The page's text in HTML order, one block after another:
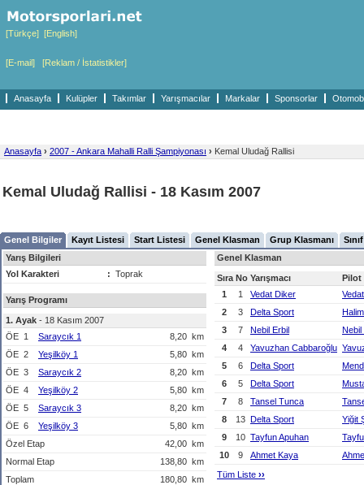
[Türkçe] [English]
[E-mail] [Reklam / İstatistikler]
Anasayfa Kulüpler Takımlar Yarışmacılar Markalar Sponsorlar
Anasayfa › 2007 - Ankara Mahalli Ralli Şampiyonası › Kemal Uludağ Rallisi
Kemal Uludağ Rallisi - 18 Kasım 2007
Genel Bilgiler Kayıt Listesi Start Listesi Genel Klasman Grup Klasmanı
Yarış Bilgileri
Yol Karakteri
: Toprak
Yarış Programı
1. Ayak - 18 Kasım 2007
ÖE 1 Saraycık 1 8,20 km
ÖE 2 Yeşilköy 1 5,80 km
ÖE 3 Saraycık 2 8,20 km
ÖE 4 Yeşilköy 2 5,80 km
ÖE 5 Saraycık 3 8,20 km
ÖE 6 Yeşilköy 3 5,80 km
Özel Etap
42,00 km
Normal Etap
138,80 km
Toplam
180,80 km
Genel Klasman
Sıra No Yarışmacı
Pilot
1
1 Vedat Diker
2
3 Delta Sport
3
7 Nebil Erbil
Nebil
4
4 Yavuzhan Cabbaroğlu
5
6 Delta Sport
6
5 Delta Sport
7
8 Tansel Tunca
8
13 Delta Sport
Yiğit
9
10 Tayfun Apuhan
10
9 Ahmet Kaya
Tüm Liste ››